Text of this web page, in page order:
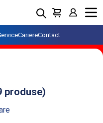
CariereContact
Menu
produse)